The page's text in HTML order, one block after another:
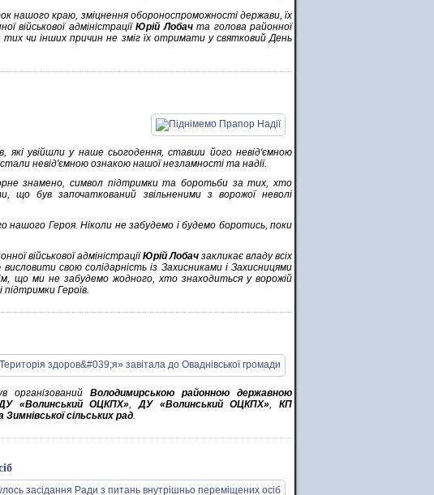
нашого краю, зміцнення обороноспроможності держави, їх
військової адміністраціїЮрій Лобачта голова районної
чи інших причин не зміг їх отримати у святковий День
які увійшли у наше сьогодення, ставши його невід'ємною
невід'ємною ознакою нашої незламності та надії.
знамено, символ підтримки та боротьби за тих, хто
що був започаткований звільненими з ворожої неволі
нашого Героя. Ніколи не забудемо і будемо боротись, поки
військової адміністраціїЮрій Лобач закликає владу всіх
свою солідарність із Захисниками і Захисницями
що ми не забудемо жодного, хто знаходиться у ворожій
підтримки Героїв.
організованийВолодимирською районною державною
«Волинський ОЦКПХ»,ДУ «Волинський ОЦКПХ»,КП
Зимнівської сільських рад.